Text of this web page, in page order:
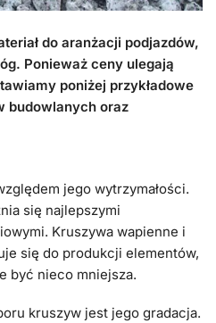
do aranżacji podjazdów,
Ponieważ ceny ulegają
poniżej przykładowe
budowlanych oraz
jego wytrzymałości.
się najlepszymi
Kruszywa wapienne i
się do produkcji elementów,
być nieco mniejsza.
kruszyw jest jego gradacja.